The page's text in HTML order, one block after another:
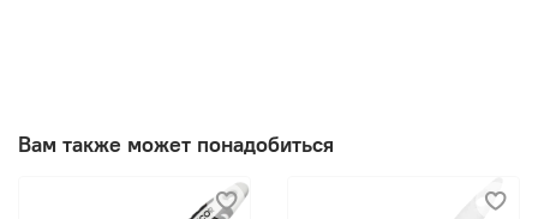
Вам также может понадобиться